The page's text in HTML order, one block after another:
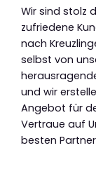
Wir sind stolz
zufriedene
nach
selbst von
und wir
Angebot für
Vertraue auf
besten